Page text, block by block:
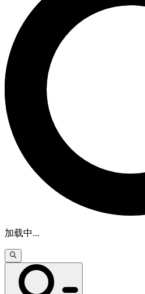
加载中...